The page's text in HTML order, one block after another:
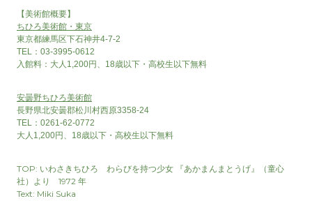
【美術館概要】
ちひろ美術館・東京
東京都練馬区下石神井4-7-2
TEL：03-3995-0612
入館料：大人1,200円、18歳以下・高校生以下無料
安曇野ちひろ美術館
長野県北安曇郡松川村西原3358-24
TEL：0261-62-0772
大人1,200円、18歳以下・高校生以下無料
TOP: いわさきちひろ わらびを持つ少女 『あかまんまとうげ』（童心
社）より 1972 年
Text: Miki Suka